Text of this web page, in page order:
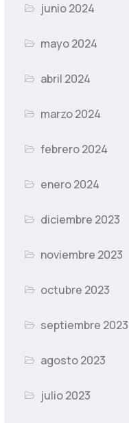
junio 2024
mayo 2024
abril 2024
marzo 2024
febrero 2024
enero 2024
diciembre 2023
noviembre 2023
octubre 2023
septiembre 2023
agosto 2023
julio 2023